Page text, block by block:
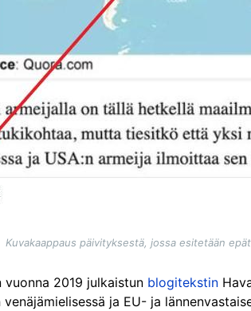
Kuvakaappaus päivityksestä, jossa esitetään
2019 julkaistun blogitekstin
ja EU- ja